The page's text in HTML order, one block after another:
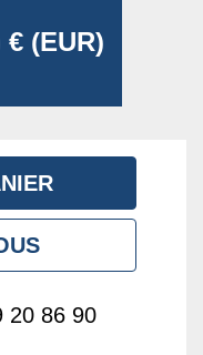
€ (EUR)
20 86 90